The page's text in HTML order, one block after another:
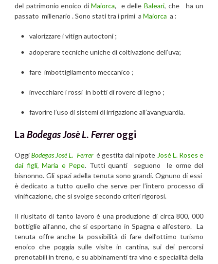
del patrimonio enoico diMaiorca, e delle Baleari, che ha un
passato millenario . Sono stati tra i primi a Maiorca a :
valorizzare i vitign autoctoni ;
adoperare tecniche uniche di coltivazione dell’uva;
fare imbottigliamento meccanico ;
invecchiare i rossi in botti di rovere di legno ;
favorire l’uso di sistemi di irrigazione all’avanguardia.
La Bodegas Josè L. Ferreroggi
OggiBodegas Josè L. Ferrerè gestita dal nipote José L. Roses e
dai figli, María e Pepe. Tutti quanti seguono le orme del
bisnonno. Gli spazi adella tenuta sono grandi. Ognuno di essi
è dedicato a tutto quello che serve per l’intero processo di
vinificazione, che si svolge secondo criteri rigorosi.
Il riusltato di tanto lavoro è una produzione di circa 800, 000
bottiglie all’anno, che si esportano in Spagna e all’estero. La
tenuta offre anche la possibilità di fare dell’ottimo turismo
enoico che poggia sulle visite in cantina, sui dei percorsi
prenotabili in treno, e su abbinamenti tra vino e specialità della